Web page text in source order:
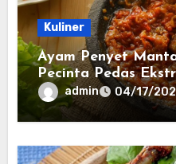
Kuliner
Ayam Penyet
Pecinta Pedas
admin 04/17/